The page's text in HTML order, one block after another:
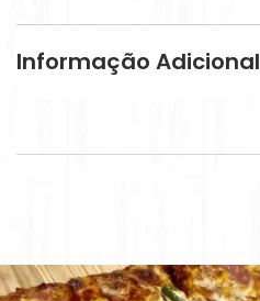
Informação Adicional